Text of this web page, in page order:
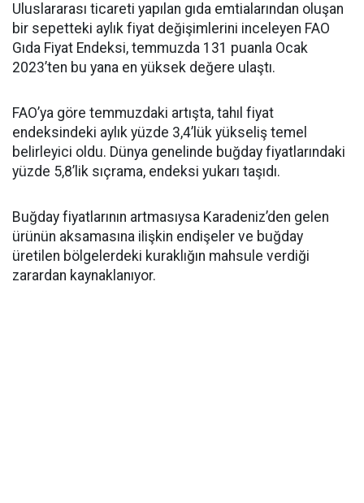
Uluslararası ticareti yapılan gıda emtialarından oluşan
bir sepetteki aylık fiyat değişimlerini inceleyen FAO
Gıda Fiyat Endeksi, temmuzda 131 puanla Ocak
2023’ten bu yana en yüksek değere ulaştı.
FAO’ya göre temmuzdaki artışta, tahıl fiyat
endeksindeki aylık yüzde 3,4’lük yükseliş temel
belirleyici oldu. Dünya genelinde buğday fiyatlarındaki
yüzde 5,8’lik sıçrama, endeksi yukarı taşıdı.
Buğday fiyatlarının artmasıysa Karadeniz’den gelen
ürünün aksamasına ilişkin endişeler ve buğday
üretilen bölgelerdeki kuraklığın mahsule verdiği
zarardan kaynaklanıyor.